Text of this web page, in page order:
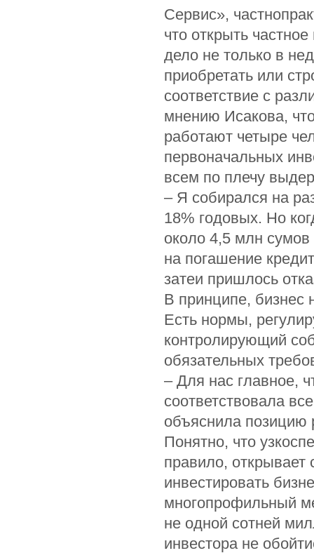
Сервис»,
что открыть
дело не только в
приобретать или
соответствие с
мнению Исакова,
работают четыре
первоначальных
всем по плечу
– Я собирался на
18% годовых. Но
около 4,5 млн
на погашение
затеи пришлось
В принципе, бизнес
Есть нормы,
контролирующий
обязательных
– Для нас главное,
соответствовала
объяснила позицию
Понятно, что
правило,
инвестировать
многопрофильный
не одной сотней
инвестора не